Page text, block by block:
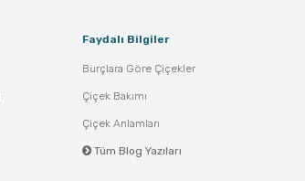
Faydalı Bilgiler
Burçlara Göre Çiçekler
Çiçek Bakımı
Çiçek Anlamları
Tüm Blog Yazıları